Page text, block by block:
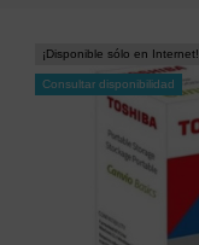
¡Disponible sólo en Internet!
Consultar disponibilidad